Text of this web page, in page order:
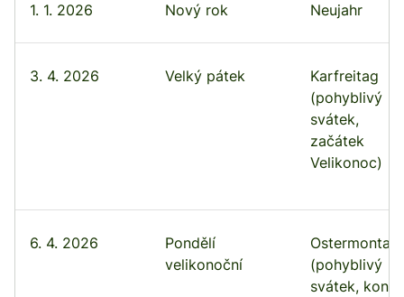
1. 1. 2026 Nový rok Neujahr
3. 4. 2026 Velký pátek
Karfreitag
(pohyblivý
svátek,
začátek
Velikonoc)
6. 4. 2026
Pondělí
velikonoční
Ostermontag
(pohyblivý
svátek, konec